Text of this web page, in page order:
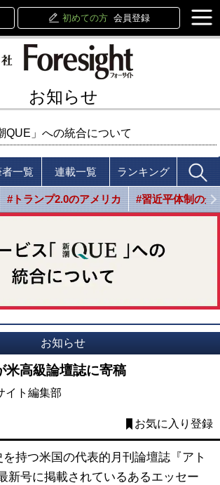
初めての方 会員登録
お知らせ
QUE」への統合について
者一覧 連載一覧 ランキング
#トランプ2.0のアメリカ #習近平体制の光
お知らせ
米高級論壇誌に寄稿
イト編集部
お気に入り登録
持つ米国の代表的月刊論壇誌『アト
新号に掲載されているあるエッセー